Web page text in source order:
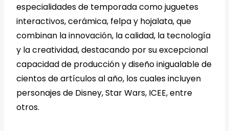
especialidades de temporada como juguetes
interactivos, cerámica, felpa y hojalata, que
combinan la innovación, la calidad, la tecnología
y la creatividad, destacando por su excepcional
capacidad de producción y diseño inigualable de
cientos de artículos al año, los cuales incluyen
personajes de Disney, Star Wars, ICEE, entre
otros.